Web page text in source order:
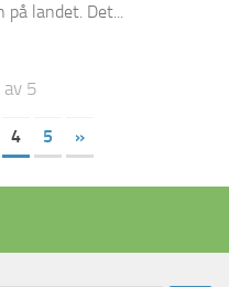
på landet. Det...
av 5
4 5 »